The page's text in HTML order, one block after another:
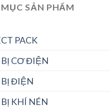
SẢN PHẨM
PACK
CƠ ĐIỆN
ĐIỆN
KHÍ NÉN